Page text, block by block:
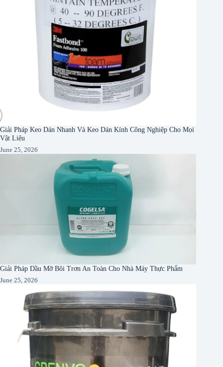
Giải Pháp Keo Dán Nhanh Và Keo Dán Kính Công Nghiệp Cho Mọi
Vật Liệu
June 25, 2026
Giải Pháp Dầu Mỡ Bôi Trơn An Toàn Cho Nhà Máy Thực Phẩm
June 25, 2026